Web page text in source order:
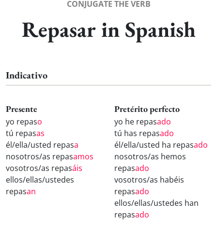
CONJUGATE THE VERB
Repasar in Spanish
Indicativo
Presente
yo repaso
tú repasas
él/ella/usted repasa
nosotros/as repasamos
vosotros/as repasáis
ellos/ellas/ustedes
repasan
Pretérito perfecto
yo he repasado
tú has repasado
él/ella/usted ha repasado
nosotros/as hemos
repasado
vosotros/as habéis
repasado
ellos/ellas/ustedes han
repasado